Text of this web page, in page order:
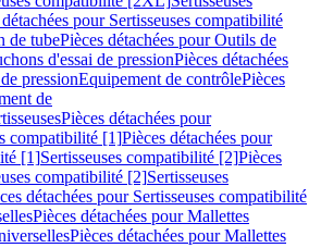
pour Sertisseuses compatibilité
de tubePièces détachées pour Outils de
d'essai de pressionPièces détachées
pressionEquipement de contrôlePièces
de
Pièces détachées pour
compatibilité [1]Pièces détachées pour
[1]Sertisseuses compatibilité [2]Pièces
compatibilité [2]Sertisseuses
détachées pour Sertisseuses compatibilité
Pièces détachées pour Mallettes
Pièces détachées pour Mallettes